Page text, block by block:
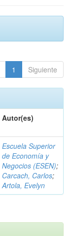
1 Siguiente
Autor(es)
Escuela Superior
de Economía y
Negocios (ESEN);
Carcach, Carlos;
Artola, Evelyn